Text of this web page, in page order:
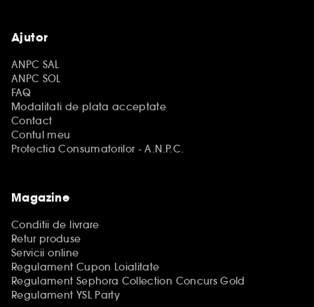
Ajutor
ANPC SAL
ANPC SOL
FAQ
Modalitati de plata acceptate
Contact
Contul meu
Protectia Consumatorilor - A.N.P.C.
Magazine
Conditii de livrare
Retur produse
Servicii online
Regulament Cupon Loialitate
Regulament Sephora Collection Concurs Gold
Regulament YSL Party